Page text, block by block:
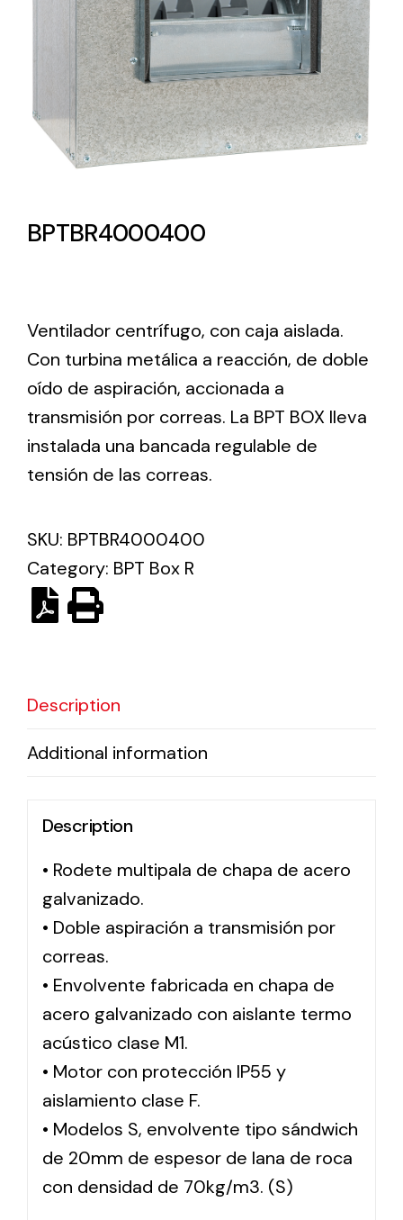
Lighting and Electrical
Equipment
Complete solutions in lighting and electrical
material for each project and need
ventilación industriales
Ventilation
different uses
Variedad de soluciones solares para todo tipo
Solar lighting
Variety of solar solutions for all kinds of needs.
BPTBR4000400
Ventilador centrífugo, con caja aislada.
Con turbina metálica a reacción, de doble
oído de aspiración, accionada a
transmisión por correas. La BPT BOX lleva
instalada una bancada regulable de
tensión de las correas.
SKU: BPTBR4000400
Category: BPT Box R
Description
Additional information
Description
• Rodete multipala de chapa de acero
galvanizado.
• Doble aspiración a transmisión por
correas.
• Envolvente fabricada en chapa de
acero galvanizado con aislante termo
acústico clase M1.
• Motor con protección IP55 y
aislamiento clase F.
• Modelos S, envolvente tipo sándwich
de 20mm de espesor de lana de roca
con densidad de 70kg/m3. (S)